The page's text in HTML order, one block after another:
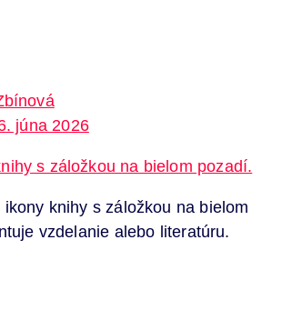
júna 2026
knihy s záložkou na bielom
vzdelanie alebo literatúru.